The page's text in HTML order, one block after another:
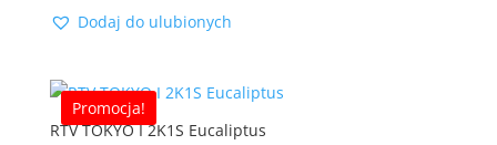
wynosiła:wynosi:
Dodaj do ulubionych
Promocja!
RTV TOKYO I 2K1S Eucaliptus